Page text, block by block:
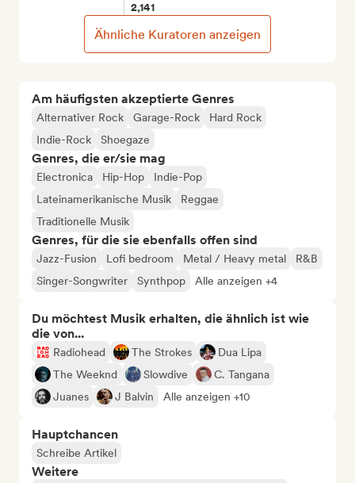
Am häufigsten akzeptierte Genres
Alternativer Rock Garage-Rock
Hard Rock
Indie-Rock
Shoegaze
Genres, die er/sie mag
Electronica Hip-Hop
Indie-Pop
Lateinamerikanische Musik
Reggae
Traditionelle Musik
Genres, für die sie ebenfalls offen sind
Jazz-Fusion Lofi bedroom Metal / Heavy metal
R&B
Singer-Songwriter
Synthpop Alle anzeigen +4
Du möchtest Musik erhalten, die ähnlich ist wie
die von...
Radiohead The Strokes
Dua Lipa
The Weeknd
Slowdive
C. Tangana
Juanes
J Balvin Alle anzeigen +10
Hauptchancen
Schreibe Artikel
Weitere
2,141
Ähnliche Kuratoren anzeigen